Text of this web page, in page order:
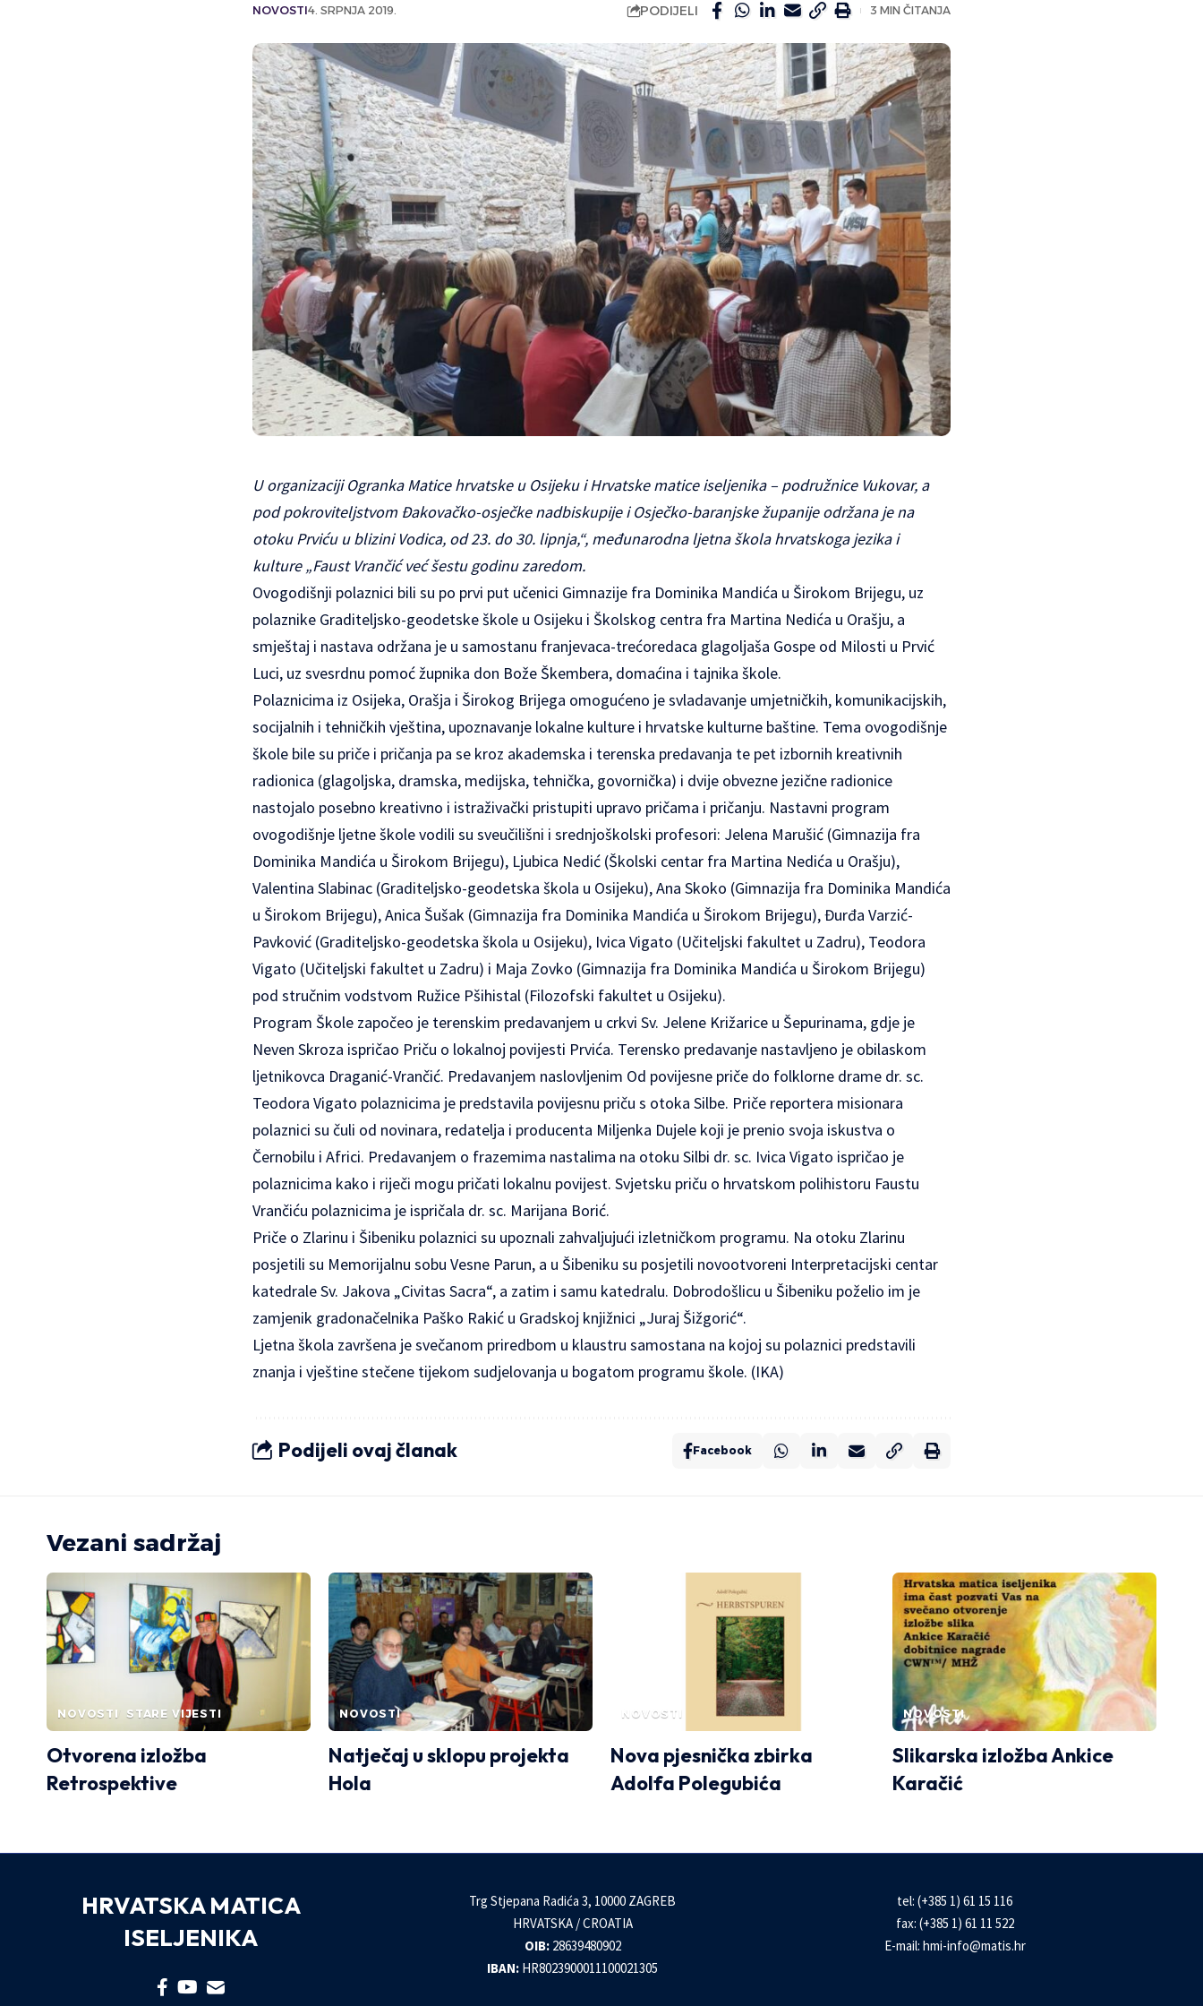
NOVOSTI4. SRPNJA 2019. PODIJELI 3 MIN ČITANJA
U organizaciji Ogranka Matice hrvatske u Osijeku i Hrvatske matice iseljenika – podružnice Vukovar, a
pod pokroviteljstvom Đakovačko-osječke nadbiskupije i Osječko-baranjske županije održana je na
otoku Prviću u blizini Vodica, od 23. do 30. lipnja,“, međunarodna ljetna škola hrvatskoga jezika i
kulture „Faust Vrančić već šestu godinu zaredom.
Ovogodišnji polaznici bili su po prvi put učenici Gimnazije fra Dominika Mandića u Širokom Brijegu, uz
polaznike Graditeljsko-geodetske škole u Osijeku i Školskog centra fra Martina Nedića u Orašju, a
smještaj i nastava održana je u samostanu franjevaca-trećoredaca glagoljaša Gospe od Milosti u Prvić
Luci, uz svesrdnu pomoć župnika don Bože Škembera, domaćina i tajnika škole.
Polaznicima iz Osijeka, Orašja i Širokog Brijega omogućeno je svladavanje umjetničkih, komunikacijskih,
socijalnih i tehničkih vještina, upoznavanje lokalne kulture i hrvatske kulturne baštine. Tema ovogodišnje
škole bile su priče i pričanja pa se kroz akademska i terenska predavanja te pet izbornih kreativnih
radionica (glagoljska, dramska, medijska, tehnička, govornička) i dvije obvezne jezične radionice
nastojalo posebno kreativno i istraživački pristupiti upravo pričama i pričanju. Nastavni program
ovogodišnje ljetne škole vodili su sveučilišni i srednjoškolski profesori: Jelena Marušić (Gimnazija fra
Dominika Mandića u Širokom Brijegu), Ljubica Nedić (Školski centar fra Martina Nedića u Orašju),
Valentina Slabinac (Graditeljsko-geodetska škola u Osijeku), Ana Skoko (Gimnazija fra Dominika Mandića
u Širokom Brijegu), Anica Šušak (Gimnazija fra Dominika Mandića u Širokom Brijegu), Đurđa Varzić-
Pavković (Graditeljsko-geodetska škola u Osijeku), Ivica Vigato (Učiteljski fakultet u Zadru), Teodora
Vigato (Učiteljski fakultet u Zadru) i Maja Zovko (Gimnazija fra Dominika Mandića u Širokom Brijegu)
pod stručnim vodstvom Ružice Pšihistal (Filozofski fakultet u Osijeku).
Program Škole započeo je terenskim predavanjem u crkvi Sv. Jelene Križarice u Šepurinama, gdje je
Neven Skroza ispričao Priču o lokalnoj povijesti Prvića. Terensko predavanje nastavljeno je obilaskom
ljetnikovca Draganić-Vrančić. Predavanjem naslovljenim Od povijesne priče do folklorne drame dr. sc.
Teodora Vigato polaznicima je predstavila povijesnu priču s otoka Silbe. Priče reportera misionara
polaznici su čuli od novinara, redatelja i producenta Miljenka Dujele koji je prenio svoja iskustva o
Černobilu i Africi. Predavanjem o frazemima nastalima na otoku Silbi dr. sc. Ivica Vigato ispričao je
polaznicima kako i riječi mogu pričati lokalnu povijest. Svjetsku priču o hrvatskom polihistoru Faustu
Vrančiću polaznicima je ispričala dr. sc. Marijana Borić.
Priče o Zlarinu i Šibeniku polaznici su upoznali zahvaljujući izletničkom programu. Na otoku Zlarinu
posjetili su Memorijalnu sobu Vesne Parun, a u Šibeniku su posjetili novootvoreni Interpretacijski centar
katedrale Sv. Jakova „Civitas Sacra“, a zatim i samu katedralu. Dobrodošlicu u Šibeniku poželio im je
zamjenik gradonačelnika Paško Rakić u Gradskoj knjižnici „Juraj Šižgorić“.
Ljetna škola završena je svečanom priredbom u klaustru samostana na kojoj su polaznici predstavili
znanja i vještine stečene tijekom sudjelovanja u bogatom programu škole. (IKA)
Podijeli ovaj članak Facebook
Vezani sadržaj
NOVOSTI STARE VIJESTI
Otvorena izložba
Retrospektive
NOVOSTI
Natječaj u sklopu projekta
Hola
NOVOSTI
Nova pjesnička zbirka
Adolfa Polegubića
NOVOSTI
Slikarska izložba Ankice
Karačić
HRVATSKA MATICA
ISELJENIKA
Trg Stjepana Radića 3, 10000 ZAGREB
HRVATSKA / CROATIA
OIB:28639480902
IBAN: HR8023900011100021305
tel: (+385 1) 61 15 116
fax: (+385 1) 61 11 522
E-mail: hmi-info@matis.hr